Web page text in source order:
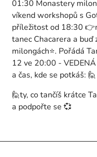
01:30 Monastery
víkend workshopů s
příležitost od 18:30
tanec Chacarera a buď
milongách⭐. Pořádá
12 ve 20:00 -
a čas, kde se potkáš:
🙋ty, co tančíš krátce
a podpořte se 💞